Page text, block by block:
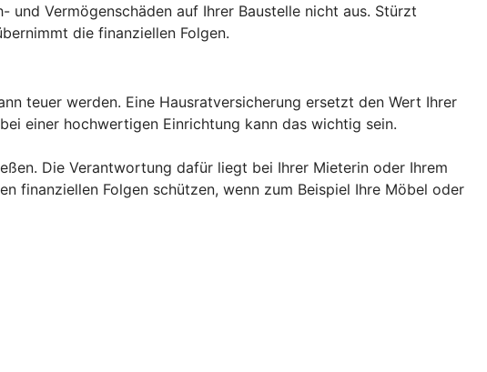
Vermögenschäden auf Ihrer Baustelle nicht aus. Stürzt
die finanziellen Folgen.
teuer werden. Eine Hausratversicherung ersetzt den Wert Ihrer
einer hochwertigen Einrichtung kann das wichtig sein.
Die Verantwortung dafür liegt bei Ihrer Mieterin oder Ihrem
finanziellen Folgen schützen, wenn zum Beispiel Ihre Möbel oder